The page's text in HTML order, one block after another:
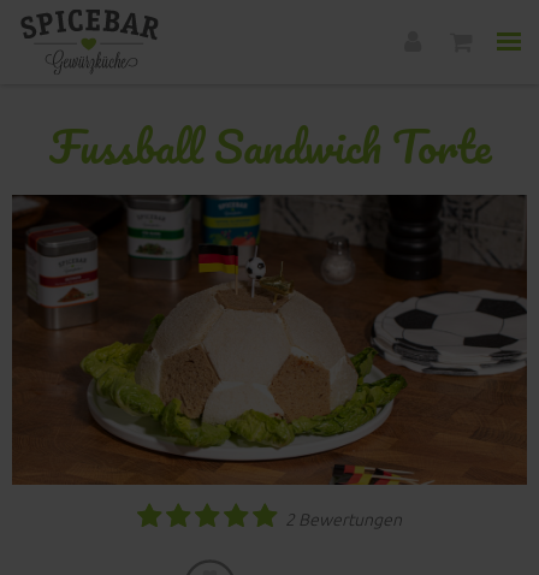
Fussball Sandwich Torte
2 Bewertungen